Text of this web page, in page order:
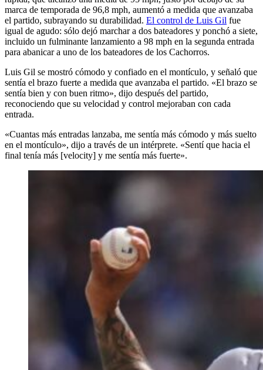
marca de temporada de 96,8 mph, aumentó a medida que avanzaba
el partido, subrayando su durabilidad. El control de Luis Gil fue
igual de agudo: sólo dejó marchar a dos bateadores y ponchó a siete,
incluido un fulminante lanzamiento a 98 mph en la segunda entrada
para abanicar a uno de los bateadores de los Cachorros.
Luis Gil se mostró cómodo y confiado en el montículo, y señaló que
sentía el brazo fuerte a medida que avanzaba el partido. «El brazo se
sentía bien y con buen ritmo», dijo después del partido,
reconociendo que su velocidad y control mejoraban con cada
entrada.
«Cuantas más entradas lanzaba, me sentía más cómodo y más suelto
en el montículo», dijo a través de un intérprete. «Sentí que hacia el
final tenía más [velocity] y me sentía más fuerte».